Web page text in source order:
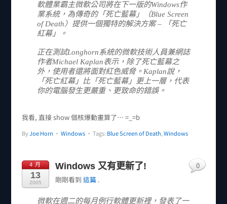
軟體業霸主微軟公司將在下一版的Windows作
業系統，為傳奇的「死亡藍幕」（Blue Screen
of Death）提供一個獨特的解決方案 – 「死亡
紅幕」。
正在測試Longhorn系統的微軟技術人員兼網誌
作者Michael Kaplan表示，除了死亡藍幕之
外，使用者還將面對紅色威脅。Kaplan說，
「死亡紅幕」比「死亡藍幕」更上一層，代表
你的電腦發生更嚴重、更致命的錯誤。
我看, 直接 show 個核爆動畫算了… =_=b
ByJoe Horn • Windows • Tags: Blue Screen of Death,Windows
4 月
13
2005
Windows 又有更新了!
剛剛看到 這篇.
微軟在週二的每月例行軟體更新裡，發表了一
0